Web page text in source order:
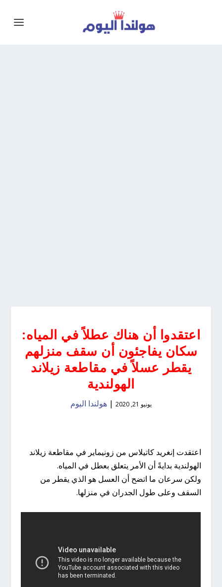
اعتقدوا أن هناك عطلاً في المياه:
سكان يفاجئون أن سقف منزلهم
يقطر عسلاً في مقاطعة زيلاند
الهولندية
يونيو 21, 2020 | هولندا اليوم
اعتقدت إنغريد كاتيلاس من زونيماير في مقاطعة زيلاند
الهولندية بدايةً أن الأمر يتعلق بعطل في المياه.
ولكن سرعان ما اتضح أن العسل هو الذي يقطر من
السقف وعلى طول الجدران في منزلها.